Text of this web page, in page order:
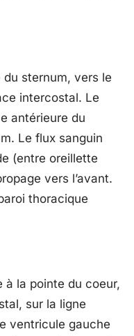
sternum, vers le
intercostal. Le
antérieure du
Le flux sanguin
(entre oreillette
vers l’avant.
thoracique
à la pointe du coeur,
sur la ligne
ventricule gauche